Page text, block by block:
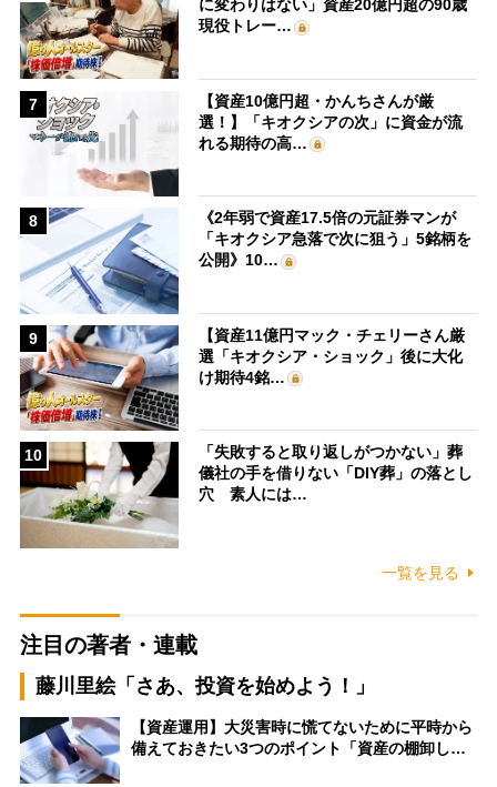
に変わりはない」資産20億円超の90歳
現役トレー…
7
【資産10億円超・かんちさんが厳
選！】「キオクシアの次」に資金が流
れる期待の高…
8
《2年弱で資産17.5倍の元証券マンが
「キオクシア急落で次に狙う」5銘柄を
公開》10…
9
【資産11億円マック・チェリーさん厳
選「キオクシア・ショック」後に大化
け期待4銘…
10
「失敗すると取り返しがつかない」葬
儀社の手を借りない「DIY葬」の落とし
穴 素人には…
一覧を見る
注目の著者・連載
藤川里絵「さあ、投資を始めよう！」
【資産運用】大災害時に慌てないために平時から
備えておきたい3つのポイント「資産の棚卸し…